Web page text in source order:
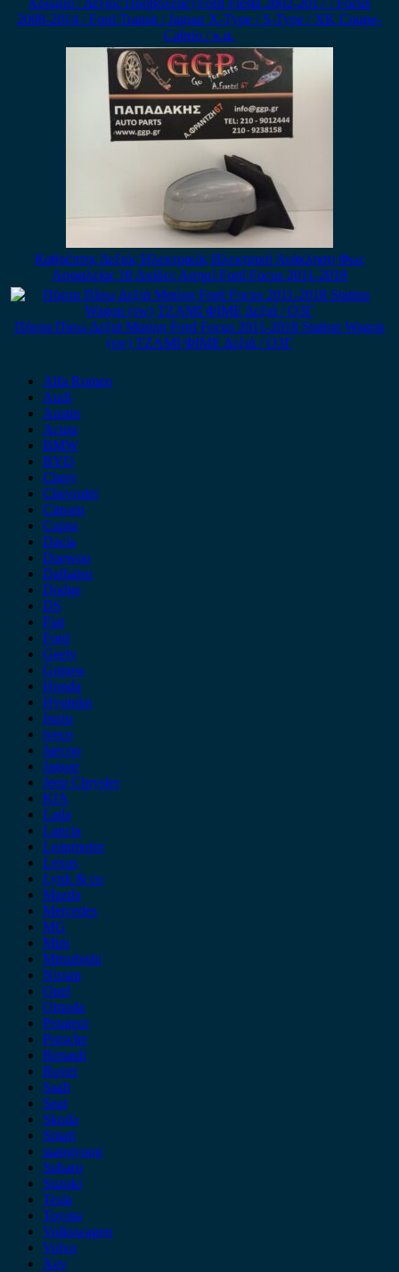
2008-2014 / Ford Transit / Jaguar X-Type / S-Type / XK Coupe-
Cabrio / κ.α.
Καθρέπτης Δεξιός Ηλεκτρικός Ηλεκτρική Ανάκληση Φως
Ασφαλείας 10 Ακίδες Ασημί Ford Focus 2011-2018
Πόρτα Πίσω Δεξιά Μαύρη Ford Focus 2011-2018 Station Wagon
(sw) ΤΖΑΜΙ ΦΙΜΕ Δεξιά / Ο3Γ
Alfa Romeo
Audi
Austin
Acura
BMW
BYD
Chery
Chevrolet
Citroen
Cupra
Dacia
Daewoo
Daihatsu
Dodge
DS
Fiat
Ford
Geely
Gonow
Honda
Hyundai
Isuzu
iveco
Jaecoo
Jaguar
Jeep Chrysler
KIA
Lada
Lancia
Leapmotor
Lexus
Lynk & co
Mazda
Mercedes
MG
Mini
Mitsubishi
Nissan
Opel
Omoda
Peugeot
Porsche
Renault
Rover
Saab
Seat
Skoda
Smart
ssangyong
Subaru
Suzuki
Tesla
Toyota
Volkswagen
Volvo
Xev